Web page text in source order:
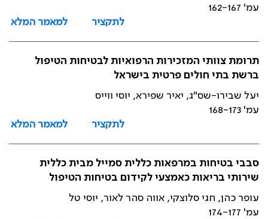
עמ' 162-167
לתקציר
למאמר המלא
תרומת צוותי המזכירות הרפואיות לבטיחות הטיפול
ברשת בתי חולים פרטית בישראל
יעל שבירו-שס"ג, יאיר שפירא, יוסי ווייס
עמ' 168-173
לתקציר
למאמר המלא
סבבי בטיחות במרפאות כללית סמייל מבית כללית
שירותי בריאות כאמצעי לקידום בטיחות הטיפול
עופר כהן, חגי סלוצקי, אווה סהר לאור, יוסי טל
עמ' 174-177